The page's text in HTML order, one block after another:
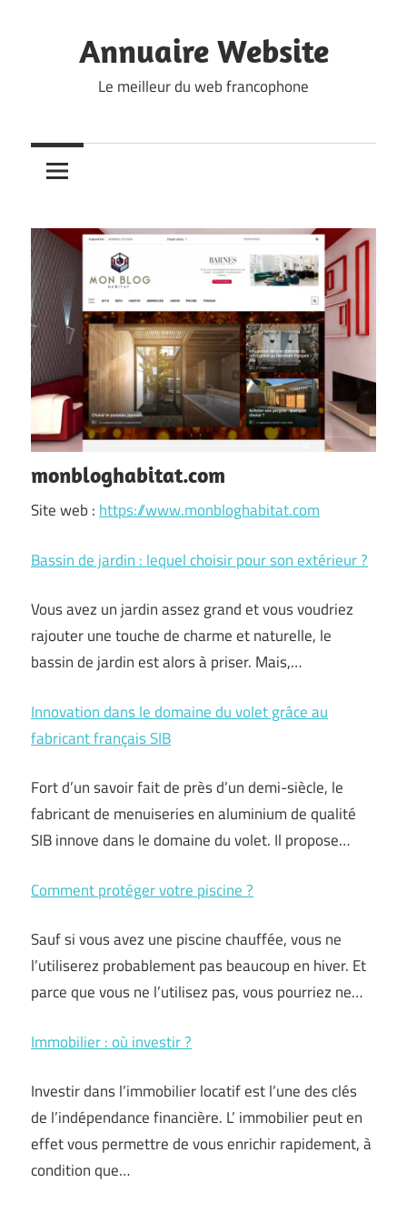
contentAnnuaire Website
Le meilleur du web francophone
monbloghabitat.com
Site web : https://www.monbloghabitat.com
Bassin de jardin : lequel choisir pour son extérieur ?
Vous avez un jardin assez grand et vous voudriez
rajouter une touche de charme et naturelle, le
bassin de jardin est alors à priser. Mais,…
Innovation dans le domaine du volet grâce au
fabricant français SIB
Fort d’un savoir fait de près d’un demi-siècle, le
fabricant de menuiseries en aluminium de qualité
SIB innove dans le domaine du volet. Il propose…
Comment protéger votre piscine ?
Sauf si vous avez une piscine chauffée, vous ne
l’utiliserez probablement pas beaucoup en hiver. Et
parce que vous ne l’utilisez pas, vous pourriez ne…
Immobilier : où investir ?
Investir dans l’immobilier locatif est l’une des clés
de l’indépendance financière. L’ immobilier peut en
effet vous permettre de vous enrichir rapidement, à
condition que…